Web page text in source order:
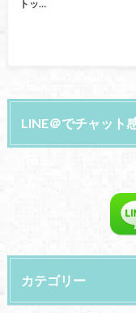
トッ…
LINE＠でチャット
カテゴリー